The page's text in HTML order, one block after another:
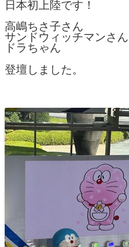
日本初上陸です！
高嶋ちさ子さん
サンドウィッチマンさん
ドラちゃん
登壇しました。